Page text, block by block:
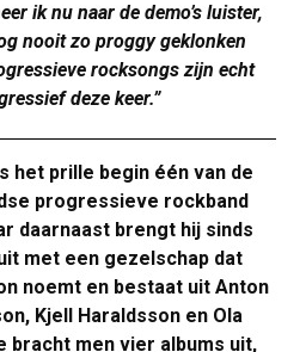
ik nu naar de demo’s luister,
nooit zo proggy geklonken
rocksongs zijn echt
deze keer.”
het prille begin één van de
progressieve rockband
daarnaast brengt hij sinds
met een gezelschap dat
noemt en bestaat uit Anton
Kjell Haraldsson en Ola
bracht men vier albums uit,